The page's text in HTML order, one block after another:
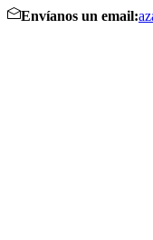
Envíanos un email: